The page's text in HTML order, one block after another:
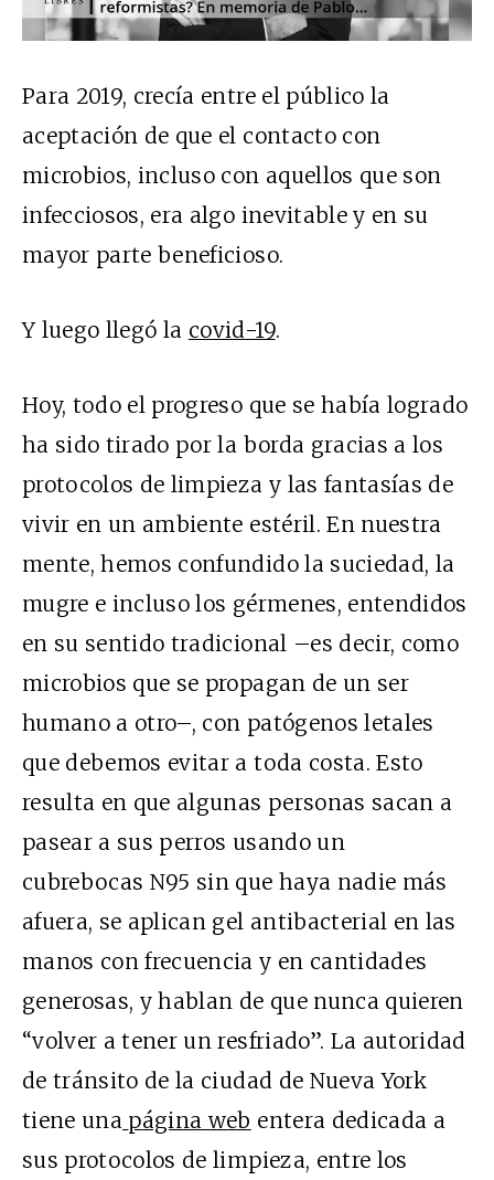
Para 2019, crecía entre el público la
aceptación de que el contacto con
microbios, incluso con aquellos que son
infecciosos, era algo inevitable y en su
mayor parte beneficioso.
Y luego llegó la covid-19.
Hoy, todo el progreso que se había logrado
ha sido tirado por la borda gracias a los
protocolos de limpieza y las fantasías de
vivir en un ambiente estéril. En nuestra
mente, hemos confundido la suciedad, la
mugre e incluso los gérmenes, entendidos
en su sentido tradicional –es decir, como
microbios que se propagan de un ser
humano a otro–, con patógenos letales
que debemos evitar a toda costa. Esto
resulta en que algunas personas sacan a
pasear a sus perros usando un
cubrebocas N95 sin que haya nadie más
afuera, se aplican gel antibacterial en las
manos con frecuencia y en cantidades
generosas, y hablan de que nunca quieren
“volver a tener un resfriado”. La autoridad
de tránsito de la ciudad de Nueva York
tiene una página web entera dedicada a
sus protocolos de limpieza, entre los